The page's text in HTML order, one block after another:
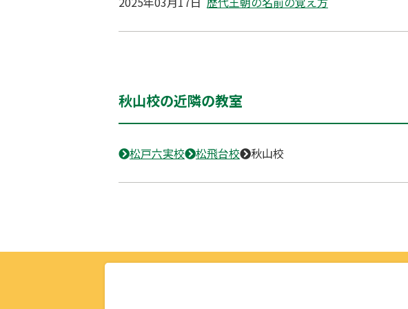
秋山校の近隣の教室
松戸六実校 松飛台校 秋山校